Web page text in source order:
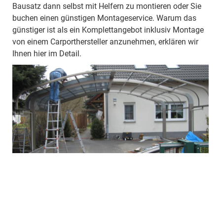
Bausatz dann selbst mit Helfern zu montieren oder Sie
buchen einen günstigen Montageservice. Warum das
günstiger ist als ein Komplettangebot inklusiv Montage
von einem Carporthersteller anzunehmen, erklären wir
Ihnen hier im Detail.